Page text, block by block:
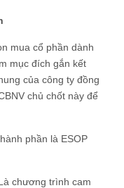
mua cổ phần dành
mục đích gắn kết
của công ty đồng
chủ chốt này để
phần là ESOP
chương trình cam